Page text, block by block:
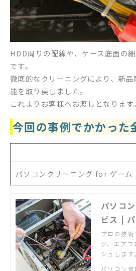
HDD周りの配線や、ケース底面の
です。
徹底的なクリーニングにより、新
能を取り戻しました。
これよりお客様へお渡しとなります。
今回の事例でかかった
パソコンクリーニング for ゲーム
パソコ
ビス |
ートの
式】
プロの技
グ、エア
シュしま
パソコン